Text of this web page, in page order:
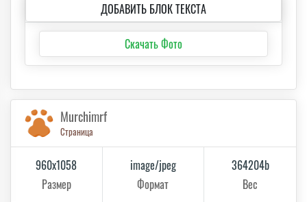
ДОБАВИТЬ БЛОК ТЕКСТА
Скачать Фото
Murchimrf
Страница
960x1058
Размер
image/jpeg
Формат
364204b
Вес